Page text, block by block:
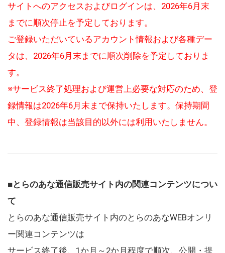
サイトへのアクセスおよびログインは、2026年6月末
までに順次停止を予定しております。
ご登録いただいているアカウント情報および各種デー
タは、2026年6月末までに順次削除を予定しておりま
す。
※サービス終了処理および運営上必要な対応のため、登
録情報は2026年6月末まで保持いたします。保持期間
中、登録情報は当該目的以外には利用いたしません。
■とらのあな通信販売サイト内の関連コンテンツについ
て
とらのあな通信販売サイト内のとらのあなWEBオンリ
ー関連コンテンツは
サービス終了後、1か月～2か月程度で順次、公開・提